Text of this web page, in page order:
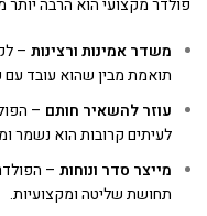
משדר אמינות ורצינות –
תואמת מבין שהוא עובד עם
עוזר להשאיר חותם –
לעיתים קרובות הוא נשמר
מייצר סדר ונוחות –
תחושת שליטה ומקצועיות.